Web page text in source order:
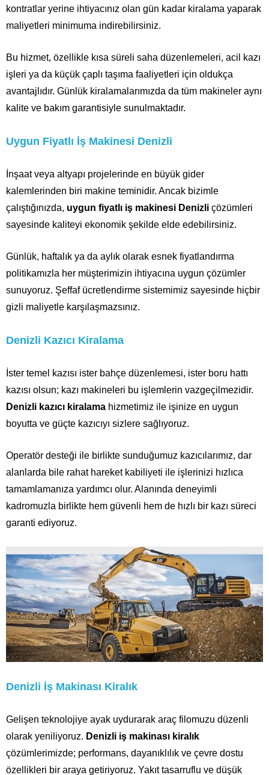
kontratlar yerine ihtiyacınız olan gün kadar kiralama yaparak
maliyetleri minimuma indirebilirsiniz.
Bu hizmet, özellikle kısa süreli saha düzenlemeleri, acil kazı
işleri ya da küçük çaplı taşıma faaliyetleri için oldukça
avantajlıdır. Günlük kiralamalarımızda da tüm makineler aynı
kalite ve bakım garantisiyle sunulmaktadır.
Uygun Fiyatlı İş Makinesi Denizli
İnşaat veya altyapı projelerinde en büyük gider
kalemlerinden biri makine teminidir. Ancak bizimle
çalıştığınızda, uygun fiyatlı iş makinesi Denizli çözümleri
sayesinde kaliteyi ekonomik şekilde elde edebilirsiniz.
Günlük, haftalık ya da aylık olarak esnek fiyatlandırma
politikamızla her müşterimizin ihtiyacına uygun çözümler
sunuyoruz. Şeffaf ücretlendirme sistemimiz sayesinde hiçbir
gizli maliyetle karşılaşmazsınız.
Denizli Kazıcı Kiralama
İster temel kazısı ister bahçe düzenlemesi, ister boru hattı
kazısı olsun; kazı makineleri bu işlemlerin vazgeçilmezidir.
Denizli kazıcı kiralama hizmetimiz ile işinize en uygun
boyutta ve güçte kazıcıyı sizlere sağlıyoruz.
Operatör desteği ile birlikte sunduğumuz kazıcılarımız, dar
alanlarda bile rahat hareket kabiliyeti ile işlerinizi hızlıca
tamamlamanıza yardımcı olur. Alanında deneyimli
kadromuzla birlikte hem güvenli hem de hızlı bir kazı süreci
garanti ediyoruz.
Denizli İş Makinası Kiralık
Gelişen teknolojiye ayak uydurarak araç filomuzu düzenli
olarak yeniliyoruz. Denizli iş makinası kiralık
çözümlerimizde; performans, dayanıklılık ve çevre dostu
özellikleri bir araya getiriyoruz. Yakıt tasarruflu ve düşük